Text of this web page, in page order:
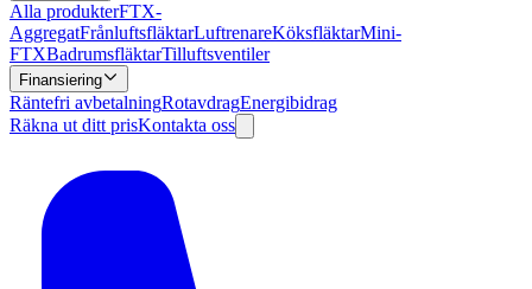
Alla produkterFTX-
AggregatFrånluftsfläktarLuftrenareKöksfläktarMini-
FTXBadrumsfläktarTilluftsventiler
Finansiering
Räntefri avbetalningRotavdragEnergibidrag
Räkna ut ditt prisKontakta oss